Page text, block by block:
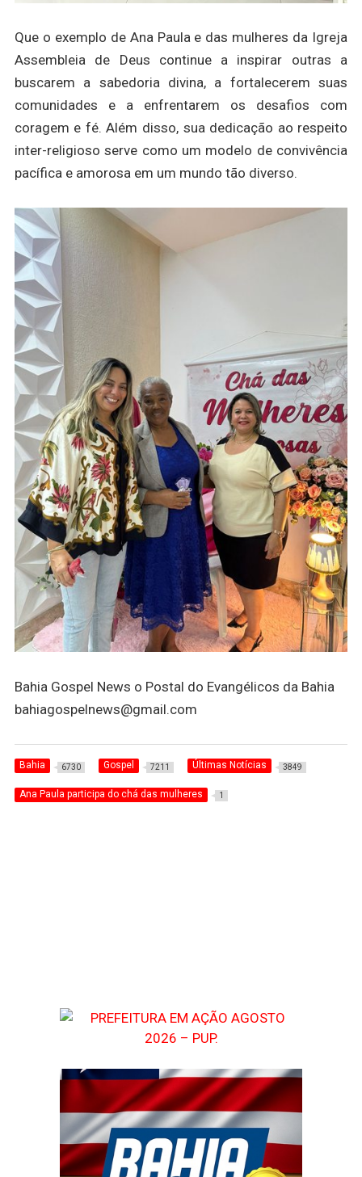
Que o exemplo de Ana Paula e das mulheres da Igreja
Assembleia de Deus continue a inspirar outras a
buscarem a sabedoria divina, a fortalecerem suas
comunidades e a enfrentarem os desafios com
coragem e fé. Além disso, sua dedicação ao respeito
inter-religioso serve como um modelo de convivência
pacífica e amorosa em um mundo tão diverso.
Bahia Gospel News o Postal do Evangélicos da Bahia
bahiagospelnews@gmail.com
Bahia 6730 Gospel 7211 Últimas Notícias 3849
Ana Paula participa do chá das mulheres 1